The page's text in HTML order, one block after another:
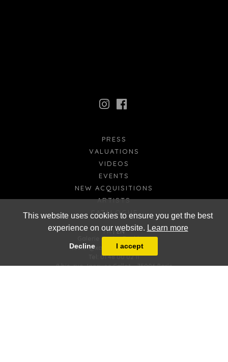
This website uses cookies to ensure you get the best
experience on our website. Learn more
Decline I accept
CATALOGUE
ARTISTS
NEW ACQUISITIONS
EVENTS
VIDEOS
VALUATIONS
PRESS
FR
EN
Galerie Xavier Eeckhout
xavier@xaviereeckhout.com
Tel: 01 48 00 02 11
8 bis, rue Jacques Callot - 75006 Paris